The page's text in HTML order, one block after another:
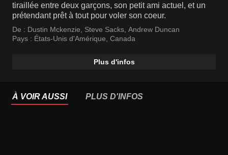
tiraillée entre deux garçons, son petit ami actuel, et un
prétendant prêt à tout pour voler son coeur.
De : Dustin Mckenzie Steve Sacks Andrew Duncan
Pays : États-Unis d'Amérique Canada
Plus d'infos
À VOIR AUSSI PLUS D'INFOS